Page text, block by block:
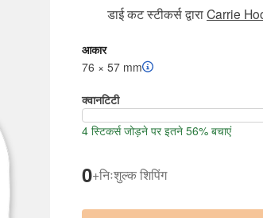
डाई कट स्टीकर्सद्वाराCarrie
आकार
76 × 57 mm
क्वानटिटी
4 स्टिकर्स जोड़ने पर इतने 56% बचाएं
0+निःशुल्क शिपिंग